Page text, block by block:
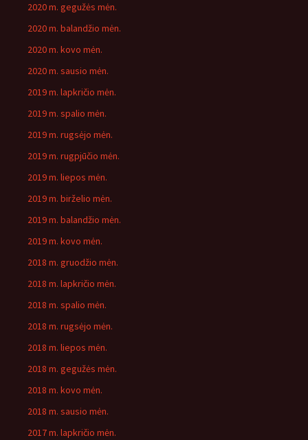
2020 m. gegužės mėn.
2020 m. balandžio mėn.
2020 m. kovo mėn.
2020 m. sausio mėn.
2019 m. lapkričio mėn.
2019 m. spalio mėn.
2019 m. rugsėjo mėn.
2019 m. rugpjūčio mėn.
2019 m. liepos mėn.
2019 m. birželio mėn.
2019 m. balandžio mėn.
2019 m. kovo mėn.
2018 m. gruodžio mėn.
2018 m. lapkričio mėn.
2018 m. spalio mėn.
2018 m. rugsėjo mėn.
2018 m. liepos mėn.
2018 m. gegužės mėn.
2018 m. kovo mėn.
2018 m. sausio mėn.
2017 m. lapkričio mėn.